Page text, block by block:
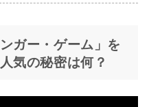
ガー・ゲーム」を
気の秘密は何？